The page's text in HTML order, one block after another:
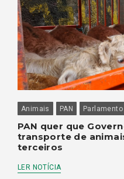
Animais PAN Parlamento
PAN quer que
transporte de
terceiros
LER NOTÍCIA